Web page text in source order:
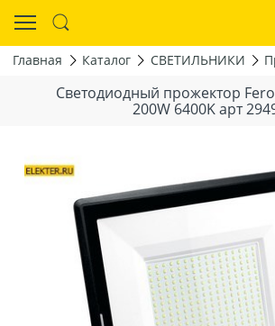
Главная Каталог СВЕТИЛЬНИКИ
Светодиодный прожектор
200W 6400K арт